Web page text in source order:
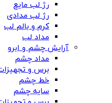
رژ لب مایع
رژ لب مدادی
کرم و بالم لب
مداد لب
آرایش چشم و ابرو
مداد چشم
برس و
خط چشم
سایه چشم